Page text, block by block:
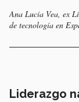
Ana Lucía Vea, ex
de tecnología en
Liderazgo